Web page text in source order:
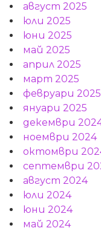
август 2025
юли 2025
юни 2025
май 2025
април 2025
март 2025
февруари 2025
януари 2025
декември
ноември 2024
октомври
септември
август 2024
юли 2024
юни 2024
май 2024